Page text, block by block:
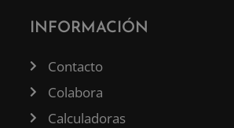
INFORMACIÓN
Contacto
Colabora
Calculadoras